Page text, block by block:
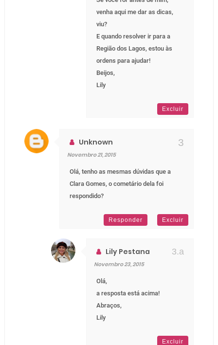
venha aqui me dar as dicas,
viu?
E quando resolver ir para a
Região dos Lagos, estou às
ordens para ajudar!
Beijos,
Lily
Excluir
Unknown
Novembro 21, 2015
Olá, tenho as mesmas dúvidas que a
Clara Gomes, o cometário dela foi
respondido?
Responder Excluir
Lily Pestana
Novembro 23, 2015
Olá,
a resposta está acima!
Abraços,
Lily
Excluir